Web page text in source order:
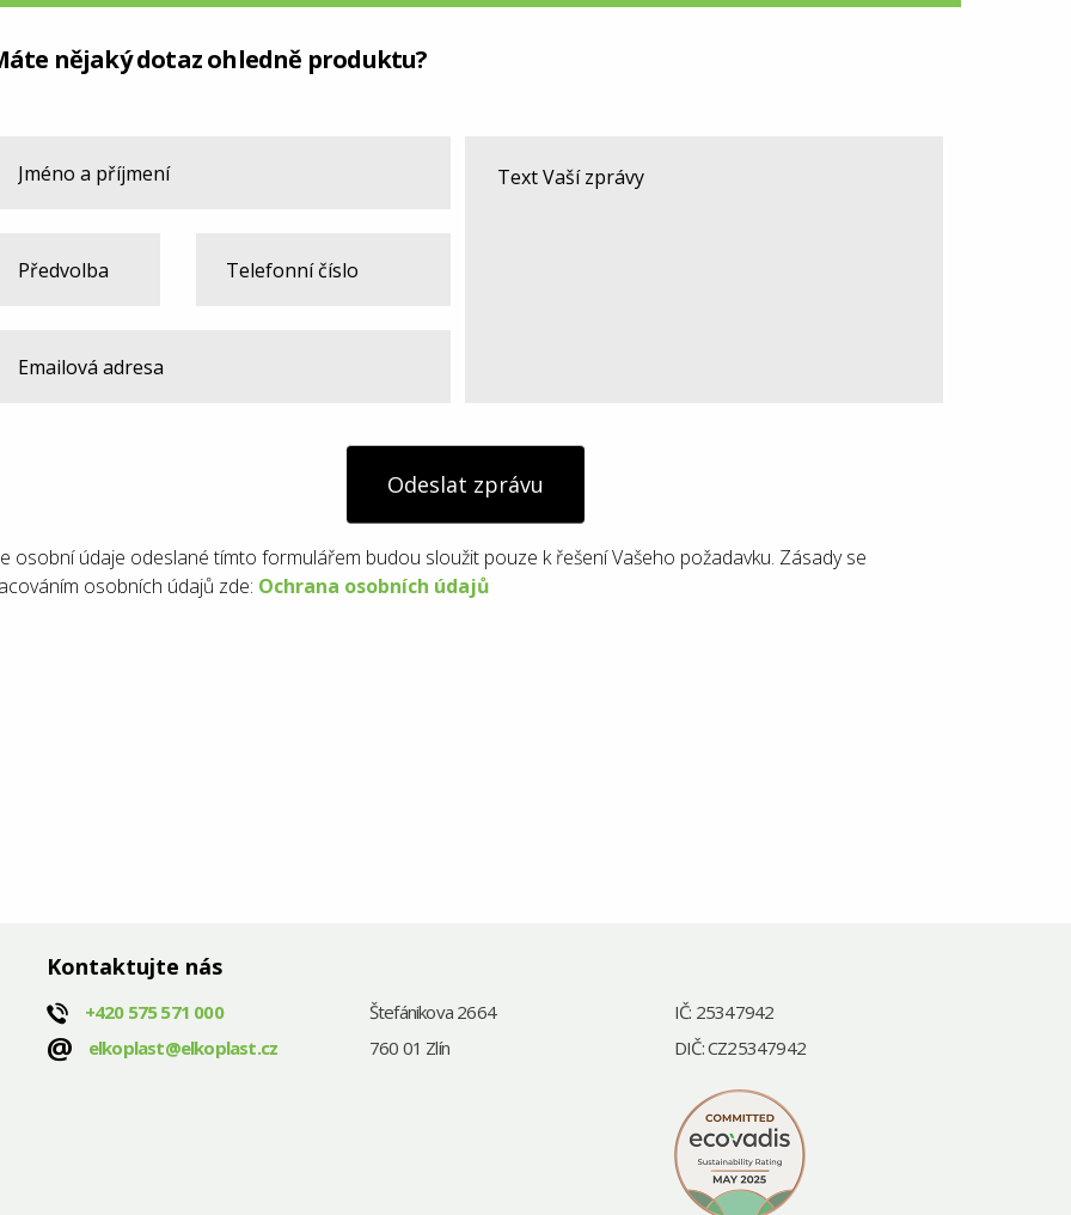
nějaký dotaz ohledně produktu?
Odeslat zprávu
osobní údaje odeslané tímto formulářem budou sloužit pouze k řešení Vašeho požadavku. Zásady se
osobních údajů zde: Ochrana osobních údajů
Kontaktujte nás
+420 575 571 000
@ elkoplast@elkoplast.cz
Štefánikova 2664
760 01 Zlín
IČ: 25347942
DIČ: CZ25347942